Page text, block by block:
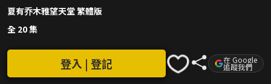
夏有乔木雅望天堂 繁體版
全 20 集
登入 | 登記 在 Google
追蹤我們